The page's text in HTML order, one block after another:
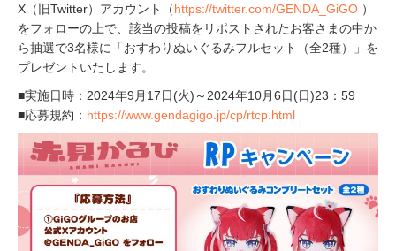
X（旧Twitter）アカウント（https://twitter.com/GENDA_GiGO ）
をフォローの上で、該当の投稿をリポストされたお客さまの中か
ら抽選で3名様に「おすわりぬいぐるみフルセット（全2種）」を
プレゼントいたします。
■実施日時：2024年9月17日(火)～2024年10月6日(日)23：59
■応募規約： https://www.gendagigo.jp/cp/rtcp.html